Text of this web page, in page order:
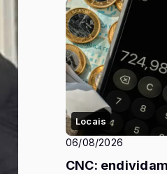
Locais
06/08/2026
CNC: